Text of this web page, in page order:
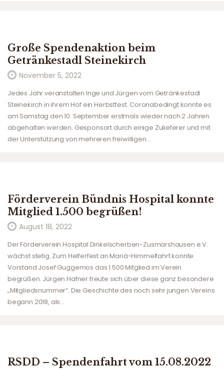
Große Spendenaktion beim
Getränkestadl Steinekirch
November 5, 2022
Jedes Jahr veranstalten Inge und Jürgen vom Getränkestadl
Steinekirch in ihrem Hof ein Herbstfest. Coronabedingt konnte es
am Samstag den 10. September erstmals wieder nach 2 Jahren
abgehalten werden. Gesponsort durch einige Zulieferer und mit
der Unterstützung von mehreren freiwilligen…
Förderverein Bündnis Hospital konnte
Mitglied 1.500 begrüßen!
August 18, 2022
Der Förderverein Hospital Dinkelscherben-Zusmarshausen e.V.
wächst stetig. Zum Helferfest an Mariä-Himmelfahrt konnte
Vorstand Josef Guggemos das 1.500 Mitglied im Verein
begrüßen. Jürgen Hafner freute sich über diese ganz besondere
„Mitgliedsnummer“. Die Geschichte des noch sehr jungen Vereins
begann 2018, als…
RSDD – Spendenfahrt vom 15.08.2022